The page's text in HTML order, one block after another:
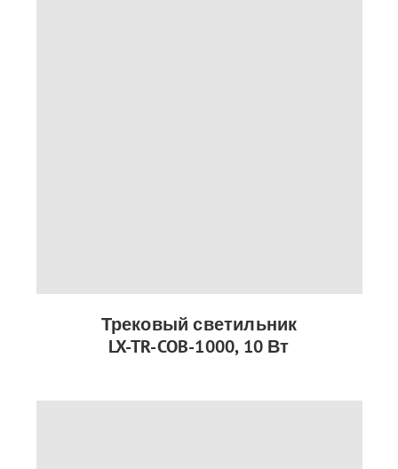
Трековый светильник
LX-TR-COB-1000, 10 Вт